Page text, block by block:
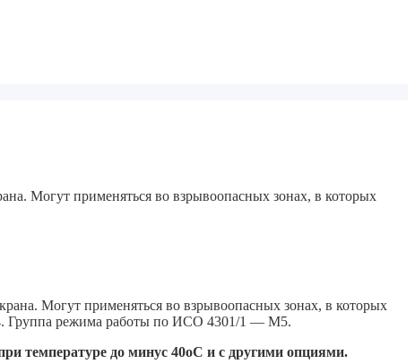
Могут применяться во взрывоопасных зонах, в которых
Могут применяться во взрывоопасных зонах, в которых
Группа режима работы по ИСО 4301/1 — М5.
температуре до минус 40оС и с другими опциями.